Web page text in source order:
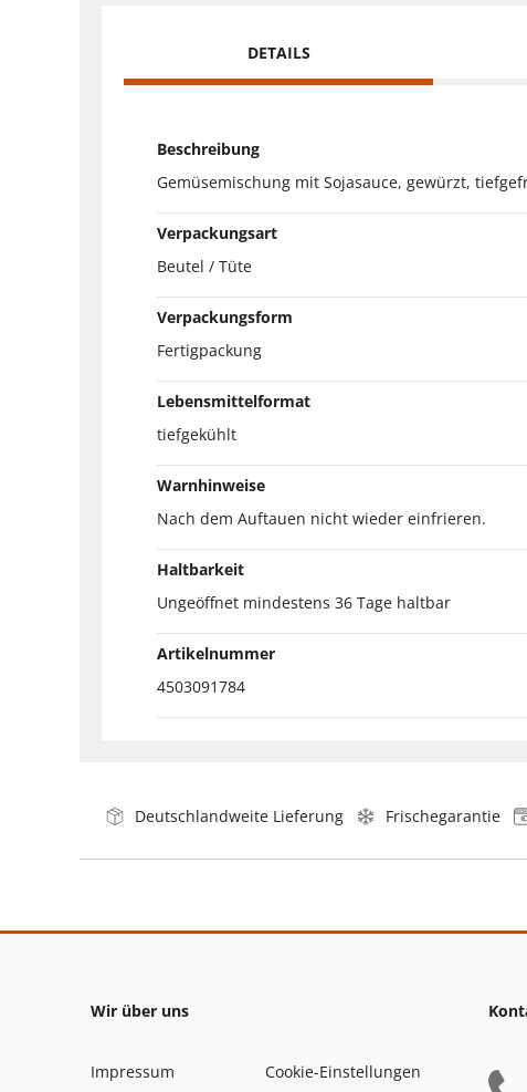
DETAILS
Beschreibung
Gemüsemischung mit Sojasauce, gewürzt,
Verpackungsart
Beutel / Tüte
Verpackungsform
Fertigpackung
Lebensmittelformat
tiefgekühlt
Warnhinweise
Nach dem Auftauen nicht wieder einfrieren.
Haltbarkeit
Ungeöffnet mindestens 36 Tage haltbar
Artikelnummer
4503091784
Deutschlandweite Lieferung Frischegarantie
Wir über uns
Impressum
Cookie-Einstellungen